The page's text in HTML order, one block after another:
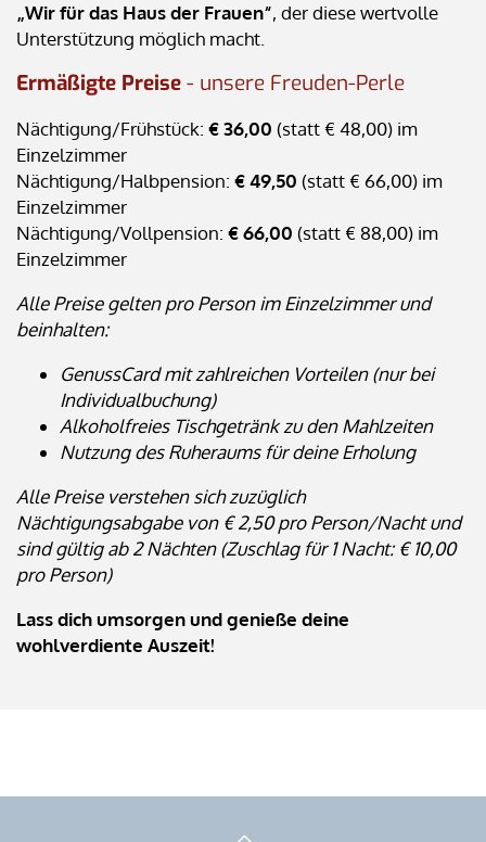
„Wir für das Haus der Frauen“, der diese wertvolle
Unterstützung möglich macht.
Ermäßigte Preise - unsere Freuden-Perle
Nächtigung/Frühstück: € 36,00 (statt € 48,00) im
Einzelzimmer
Nächtigung/Halbpension: € 49,50 (statt € 66,00) im
Einzelzimmer
Nächtigung/Vollpension: € 66,00 (statt € 88,00) im
Einzelzimmer
Alle Preise gelten pro Person im Einzelzimmer und
beinhalten:
GenussCard mit zahlreichen Vorteilen (nur bei
Individualbuchung)
Alkoholfreies Tischgetränk zu den Mahlzeiten
Nutzung des Ruheraums für deine Erholung
Alle Preise verstehen sich zuzüglich
Nächtigungsabgabe von € 2,50 pro Person/Nacht und
sind gültig ab 2 Nächten (Zuschlag für 1 Nacht: € 10,00
pro Person)
Lass dich umsorgen und genieße deine
wohlverdiente Auszeit!